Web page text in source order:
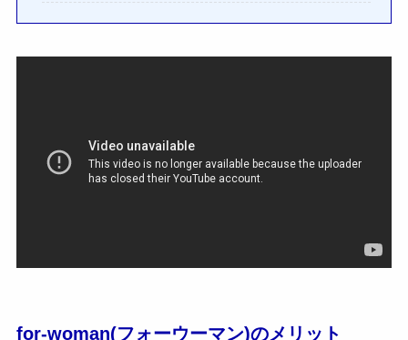
for-woman(フォーウーマン)のメリット